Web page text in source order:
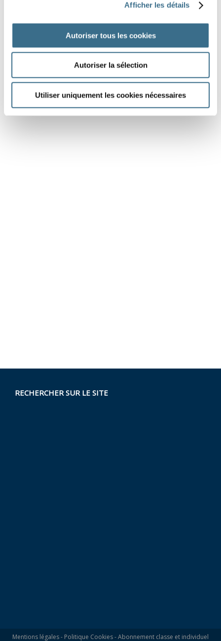
Afficher les détails
Autoriser tous les cookies
Autoriser la sélection
Utiliser uniquement les cookies nécessaires
pont cabane photographie
RECHERCHER SUR LE SITE
Mentions légales- Politique Cookies-Abonnement classe et individuel